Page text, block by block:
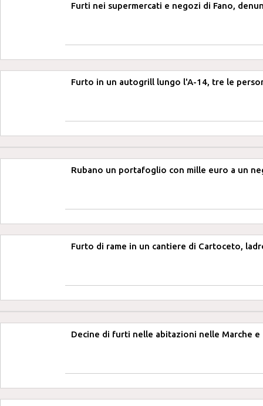
Furti nei supermercati e negozi di Fano,
Furto in un autogrill lungo l'A-14, tre le
Rubano un portafoglio con mille euro a un
Furto di rame in un cantiere di Cartoceto,
Decine di furti nelle abitazioni nelle Marche